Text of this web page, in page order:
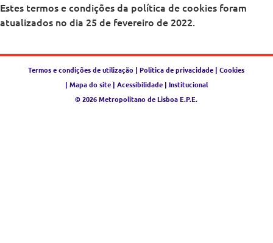
Estes termos e condições da política de cookies foram
atualizados no dia 25 de fevereiro de 2022.
Termos e condições de utilização |Política de privacidade |Cookies
| Mapa do site| Acessibilidade| Institucional
© 2026 Metropolitano de Lisboa E.P.E.